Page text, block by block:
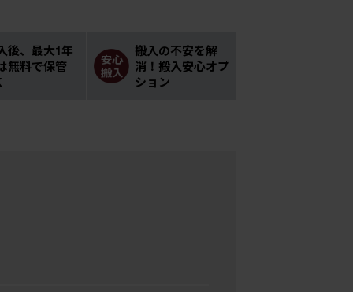
後、最大1年
無料で保管
搬入の不安を解
消！搬入安心オプ
ション